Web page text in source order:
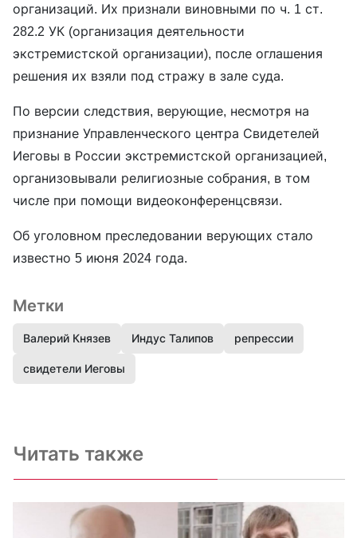
организаций. Их признали виновными по ч. 1 ст.
282.2 УК (организация деятельности
экстремистской организации), после оглашения
решения их взяли под стражу в зале суда.
По версии следствия, верующие, несмотря на
признание Управленческого центра Свидетелей
Иеговы в России экстремистской организацией,
организовывали религиозные собрания, в том
числе при помощи видеоконференцсвязи.
Об уголовном преследовании верующих стало
известно 5 июня 2024 года.
Метки
Валерий Князев Индус Талипов репрессии
свидетели Иеговы
Читать также